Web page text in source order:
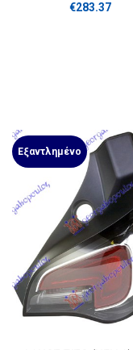
€283.37
Εξαντλημένο